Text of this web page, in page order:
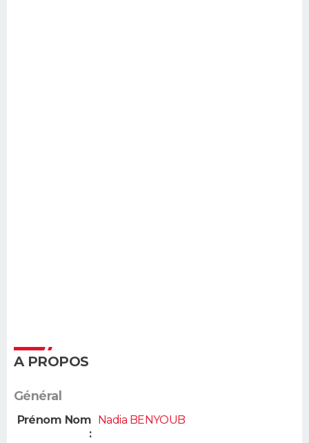
A PROPOS
Général
Prénom Nom
:
Nadia BENYOUB